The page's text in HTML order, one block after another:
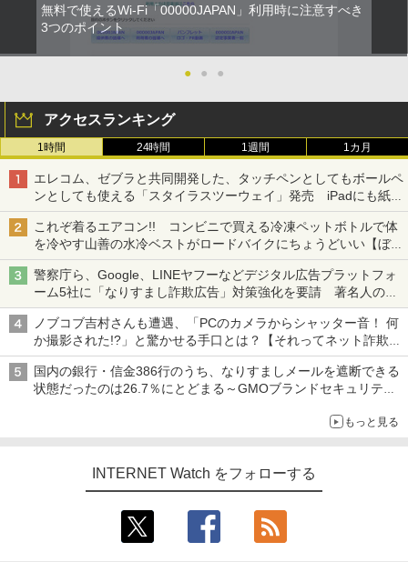
無料で使えるWi-Fi「00000JAPAN」利用時に注意すべき
3つのポイント
● ● ●
アクセスランキング
1時間 24時間 1週間 1カ月
エレコム、ゼブラと共同開発した、タッチペンとしてもボールペ
ンとしても使える「スタイラスツーウェイ」発売 iPadにも紙に
も、持ち替えずに書き込める
これぞ着るエアコン!! コンビニで買える冷凍ペットボトルで体
を冷やす山善の水冷ベストがロードバイクにちょうどいい【ぼっ
ち・ざ・ろーど！その14】【空いた時間でなにしてる？】
警察庁ら、Google、LINEヤフーなどデジタル広告プラットフォ
ーム5社に「なりすまし詐欺広告」対策強化を要請 著名人の写
真や映像を使った投資詐欺などへの対策として
ノブコブ吉村さんも遭遇、「PCのカメラからシャッター音！ 何
か撮影された!?」と驚かせる手口とは？【それってネット詐欺で
すよ！】
国内の銀行・信金386行のうち、なりすましメールを遮断できる
状態だったのは26.7％にとどまる～GMOブランドセキュリティ
もっと見る
INTERNET Watch をフォローする